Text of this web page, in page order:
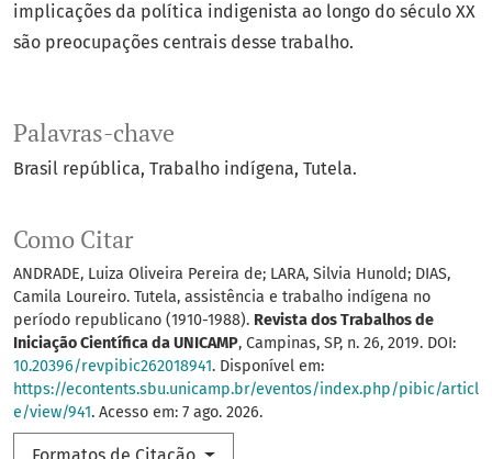
Palavras-chave
Brasil república Trabalho indígena Tutela.
Como Citar
ANDRADE, Luiza Oliveira Pereira de; LARA, Silvia Hunold; DIAS,
Camila Loureiro. Tutela, assistência e trabalho indígena no
período republicano (1910-1988). Revista dos Trabalhos de
Iniciação Científica da UNICAMP, Campinas, SP, n. 26, 2019. DOI:
10.20396/revpibic262018941. Disponível em:
https://econtents.sbu.unicamp.br/eventos/index.php/pibic/articl
e/view/941. Acesso em: 7 ago. 2026.
implicações da política indigenista ao longo do século XX
são preocupações centrais desse trabalho.